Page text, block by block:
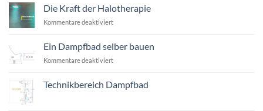
Die Kraft der Halotherapie
Kommentare deaktiviertfür
der
Halotherapie
Ein Dampfbad selber bauen
Kommentare deaktiviertfür
selber
Technikbereich Dampfbad